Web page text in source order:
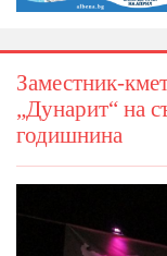
Заместник-
„Дунарит“ на
годишнина